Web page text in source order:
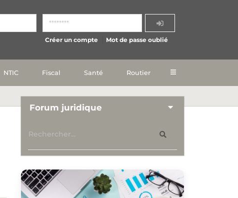
Créer un compte Mot de passe oublié
NTIC Fiscal Santé Routier
Forum juridique